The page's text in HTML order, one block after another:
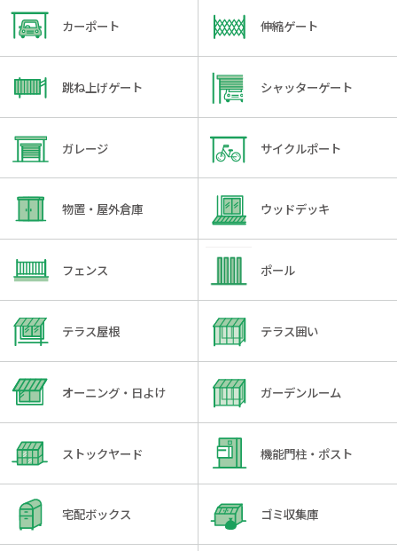
カーポート 伸縮ゲート
跳ね上げゲート シャッターゲート
ガレージ サイクルポート
物置・屋外倉庫 ウッドデッキ
フェンス ポール
テラス屋根 テラス囲い
オーニング・日よけ ガーデンルーム
ストックヤード 機能門柱・ポスト
宅配ボックス ゴミ収集庫